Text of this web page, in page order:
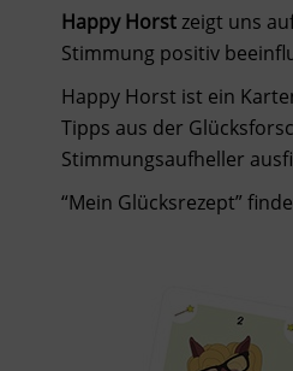
Happy Horstzeigt uns
Stimmung positiv
Happy Horst ist ein
Tipps aus der
Stimmungsaufheller
“Mein Glücksrezept”